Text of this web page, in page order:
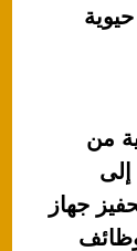
من
إلى
جهاز